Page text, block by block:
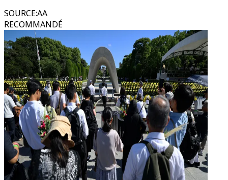
SOURCE:AA
RECOMMANDÉ